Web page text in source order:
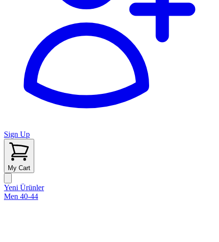
Sign Up
My Cart
Yeni Ürünler
Men 40-44